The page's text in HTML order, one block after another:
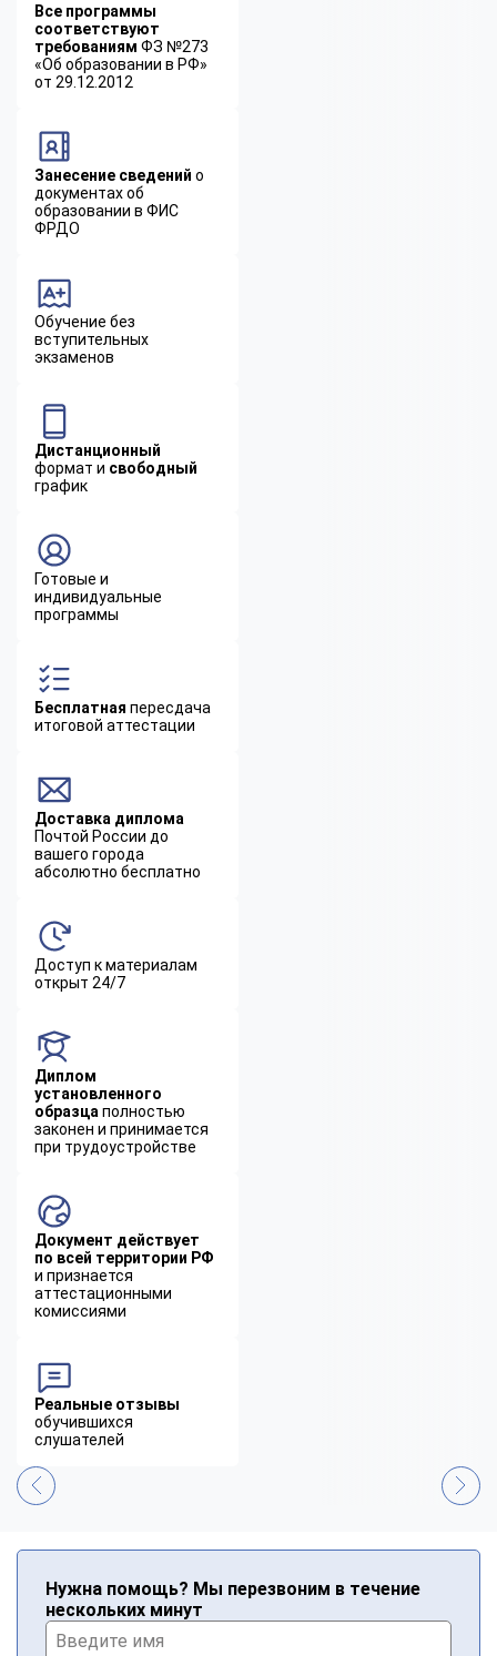
Все программы
соответствуют
требованиям ФЗ №273
«Об образовании в РФ»
от 29.12.2012
Занесение сведений о
документах об
образовании в ФИС
ФРДО
Обучение без
вступительных
экзаменов
Дистанционный
формат и свободный
график
Готовые и
индивидуальные
программы
Бесплатная пересдача
итоговой аттестации
Доставка диплома
Почтой России до
вашего города
абсолютно бесплатно
Доступ к материалам
открыт 24/7
Диплом
установленного
образца полностью
законен и принимается
при трудоустройстве
Документ действует
по всей территории РФ
и признается
аттестационными
комиссиями
Реальные отзывы
обучившихся
слушателей
Нужна помощь? Мы перезвоним в течение
нескольких минут